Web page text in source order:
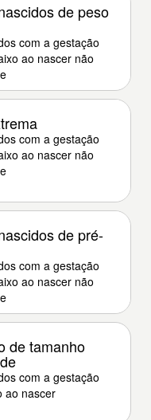
de peso
com a gestação
ao nascer não
com a gestação
ao nascer não
de pré-
com a gestação
ao nascer não
de tamanho
com a gestação
ao nascer